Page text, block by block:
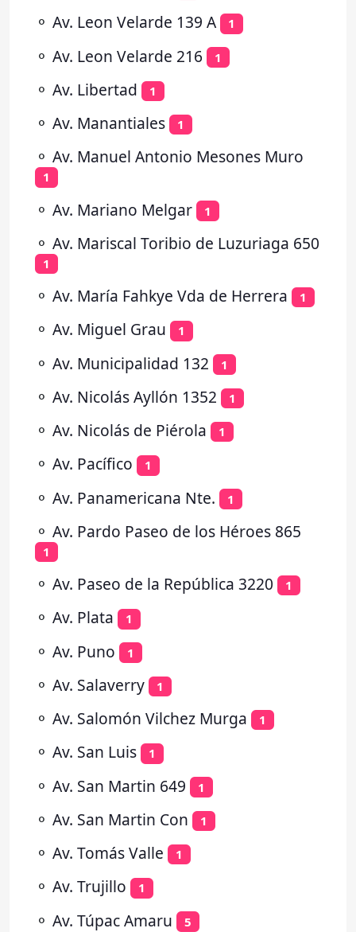
⚬ Av. Leon Velarde 139 A 1
⚬ Av. Leon Velarde 216 1
⚬ Av. Libertad 1
⚬ Av. Manantiales 1
⚬ Av. Manuel Antonio Mesones Muro
1
⚬ Av. Mariano Melgar 1
⚬ Av. Mariscal Toribio de Luzuriaga 650
1
⚬ Av. María Fahkye Vda de Herrera 1
⚬ Av. Miguel Grau 1
⚬ Av. Municipalidad 132 1
⚬ Av. Nicolás Ayllón 1352 1
⚬ Av. Nicolás de Piérola 1
⚬ Av. Pacífico 1
⚬ Av. Panamericana Nte. 1
⚬ Av. Pardo Paseo de los Héroes 865
1
⚬ Av. Paseo de la República 3220 1
⚬ Av. Plata 1
⚬ Av. Puno 1
⚬ Av. Salaverry 1
⚬ Av. Salomón Vilchez Murga 1
⚬ Av. San Luis 1
⚬ Av. San Martin 649 1
⚬ Av. San Martin Con 1
⚬ Av. Tomás Valle 1
⚬ Av. Trujillo 1
⚬ Av. Túpac Amaru 5